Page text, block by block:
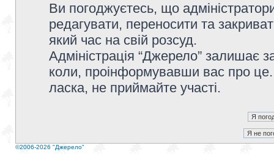
Ви погоджуєтесь, що
редагувати, переносити та
який час на свій розсуд.
Адміністрація “Джерело” залишає
коли, проінформувавши вас про
ласка, не приймайте участі.
©2006-2026 "Джерело"